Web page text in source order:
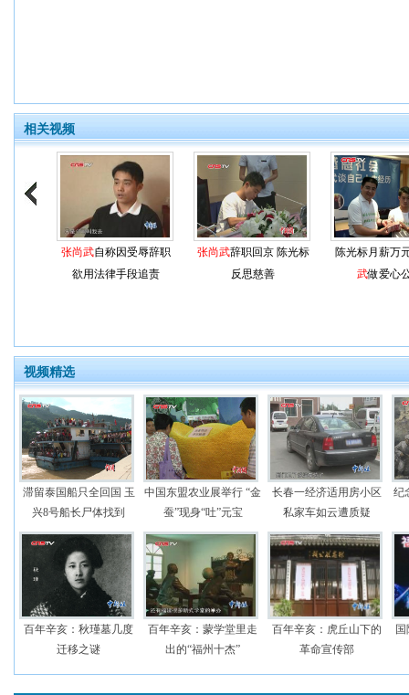
相关视频
张尚武自称因受辱辞职
欲用法律手段追责
张尚武辞职回京 陈光标
反思慈善
陈光标月薪万
武做爱心
视频精选
滞留泰国船只全回国 玉
兴8号船长尸体找到
中国东盟农业展举行 “金
蚕”现身“吐”元宝
长春一经济适用房小区
私家车如云遭质疑
纪
百年辛亥：秋瑾墓几度
迁移之谜
百年辛亥：蒙学堂里走
出的“福州十杰”
百年辛亥：虎丘山下的
革命宣传部